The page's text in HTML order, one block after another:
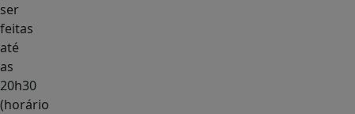
ser
feitas
até
as
20h30
(horário